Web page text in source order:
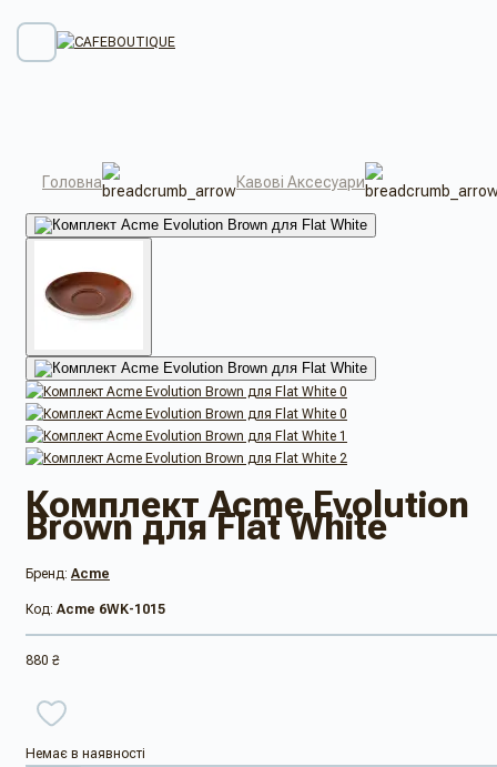
Головна Кавові Аксесуари
Комплект Acme Evolution
Brown для Flat White
Бренд: Acme
Код: Acme 6WK-1015
880 ₴
Немає в наявності